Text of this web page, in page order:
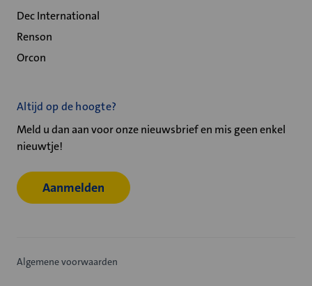
Dec International
Renson
Orcon
Altijd op de hoogte?
Meld u dan aan voor onze nieuwsbrief en mis geen enkel
nieuwtje!
Aanmelden
Algemene voorwaarden